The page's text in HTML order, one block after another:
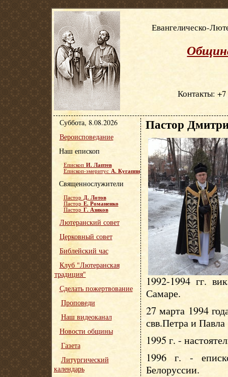
Евангелическо-
Контакты: +7
Пастор
1992-1994 гг.
Самаре.
27 марта 1994
свв.Петра и
1995 г. -
1996 г. -
Белоруссии.
Суббота, 8.08.2026
Вероисповедание
Наш епископ
Епископ И. Лаптев
Епископ-эмеритус А. Кугаппи
Священнослужители
Пастор Д. Лотов
Пастор Е. Романенко
Пастор Г. Азиков
Лютеранский совет
Церковный совет
Библейский час
Клуб "Лютеранская
традиция"
Сделать пожертвование
Проповеди
Наш видеоканал
Новости общины
Газета
Литургический
календарь